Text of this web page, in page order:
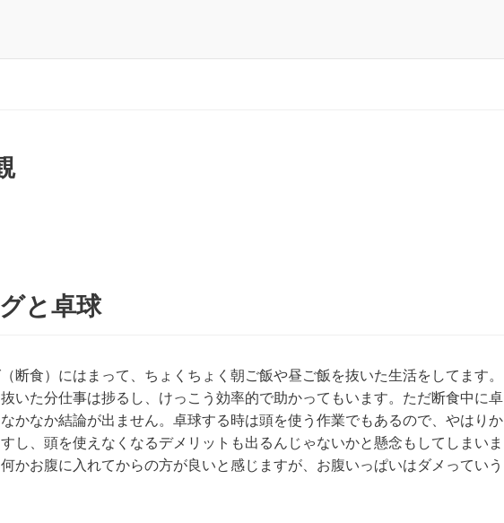
と卓球
断食）にはまって、ちょくちょく朝ご飯や昼ご飯を抜いた生活をしてます。
いた分仕事は捗るし、けっこう効率的で助かってもいます。ただ断食中に卓
かなか結論が出ません。卓球する時は頭を使う作業でもあるので、やはりか
し、頭を使えなくなるデメリットも出るんじゃないかと懸念もしてしまいま
かお腹に入れてからの方が良いと感じますが、お腹いっぱいはダメっていう